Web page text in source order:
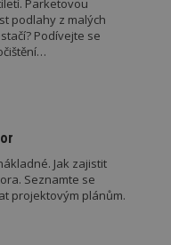
Parketovou
podlahy z malých
Podívejte se
Jak zajistit
Seznamte se
projektovým plánům.
dat definovaného limitem
webu.
soubor cookie je přidružen k
značek Google k načtení
soubor cookie se používá k
cookie je nastaven tak, aby
cesty uživatele pro celkový
žádné identifikovatelné